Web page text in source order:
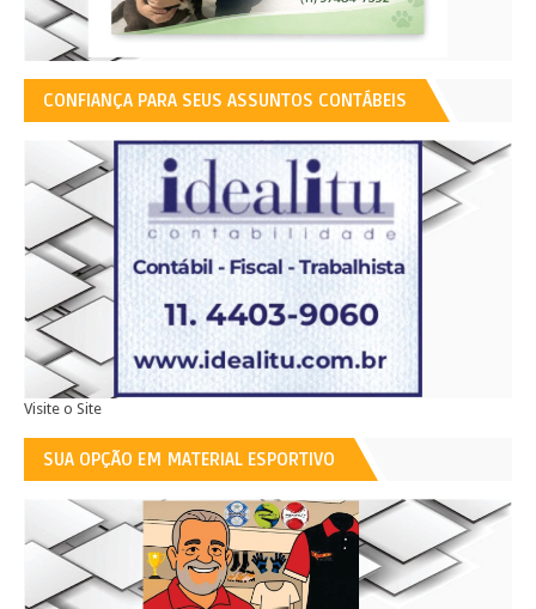
CONFIANÇA PARA SEUS ASSUNTOS CONTÁBEIS
Visite o Site
SUA OPÇÃO EM MATERIAL ESPORTIVO